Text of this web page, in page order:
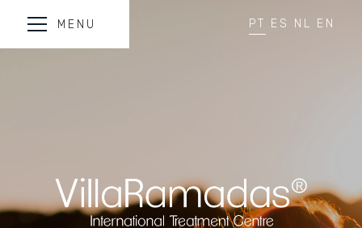
MENU PT ES NL EN